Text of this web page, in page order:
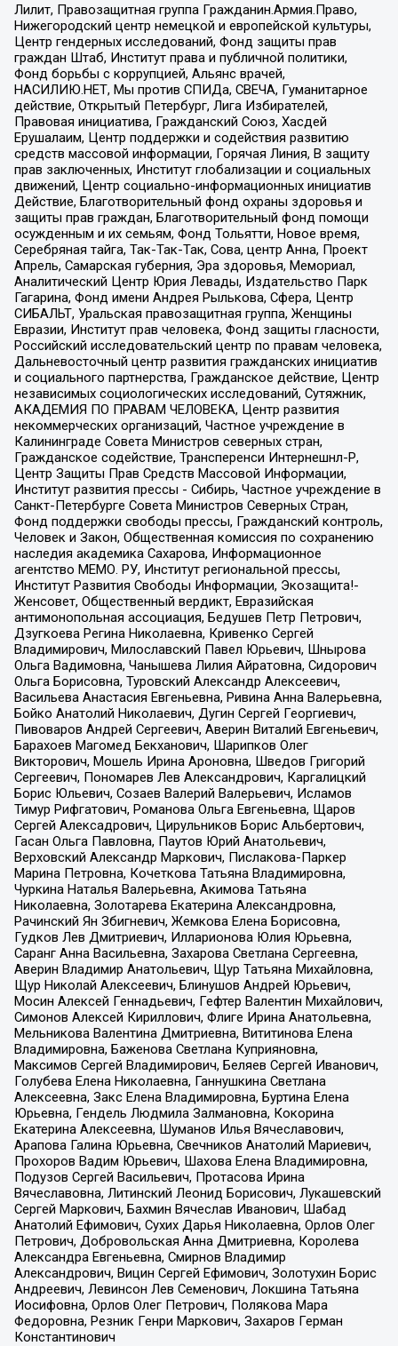
Лилит, Правозащитная группа Гражданин.Армия.Право,
Нижегородский центр немецкой и европейской культуры,
Центр гендерных исследований, Фонд защиты прав
граждан Штаб, Институт права и публичной политики,
Фонд борьбы с коррупцией, Альянс врачей,
НАСИЛИЮ.НЕТ, Мы против СПИДа, СВЕЧА, Гуманитарное
действие, Открытый Петербург, Лига Избирателей,
Правовая инициатива, Гражданский Союз, Хасдей
Ерушалаим, Центр поддержки и содействия развитию
средств массовой информации, Горячая Линия, В защиту
прав заключенных, Институт глобализации и социальных
движений, Центр социально-информационных инициатив
Действие, Благотворительный фонд охраны здоровья и
защиты прав граждан, Благотворительный фонд помощи
осужденным и их семьям, Фонд Тольятти, Новое время,
Серебряная тайга, Так-Так-Так, Сова, центр Анна, Проект
Апрель, Самарская губерния, Эра здоровья, Мемориал,
Аналитический Центр Юрия Левады, Издательство Парк
Гагарина, Фонд имени Андрея Рылькова, Сфера, Центр
СИБАЛЬТ, Уральская правозащитная группа, Женщины
Евразии, Институт прав человека, Фонд защиты гласности,
Российский исследовательский центр по правам человека,
Дальневосточный центр развития гражданских инициатив
и социального партнерства, Гражданское действие, Центр
независимых социологических исследований, Сутяжник,
АКАДЕМИЯ ПО ПРАВАМ ЧЕЛОВЕКА, Центр развития
некоммерческих организаций, Частное учреждение в
Калининграде Совета Министров северных стран,
Гражданское содействие, Трансперенси Интернешнл-Р,
Центр Защиты Прав Средств Массовой Информации,
Институт развития прессы - Сибирь, Частное учреждение в
Санкт-Петербурге Совета Министров Северных Стран,
Фонд поддержки свободы прессы, Гражданский контроль,
Человек и Закон, Общественная комиссия по сохранению
наследия академика Сахарова, Информационное
агентство МЕМО. РУ, Институт региональной прессы,
Институт Развития Свободы Информации, Экозащита!-
Женсовет, Общественный вердикт, Евразийская
антимонопольная ассоциация, Бедушев Петр Петрович,
Дзугкоева Регина Николаевна, Кривенко Сергей
Владимирович, Милославский Павел Юрьевич, Шнырова
Ольга Вадимовна, Чанышева Лилия Айратовна, Сидорович
Ольга Борисовна, Туровский Александр Алексеевич,
Васильева Анастасия Евгеньевна, Ривина Анна Валерьевна,
Бойко Анатолий Николаевич, Дугин Сергей Георгиевич,
Пивоваров Андрей Сергеевич, Аверин Виталий Евгеньевич,
Барахоев Магомед Бекханович, Шарипков Олег
Викторович, Мошель Ирина Ароновна, Шведов Григорий
Сергеевич, Пономарев Лев Александрович, Каргалицкий
Борис Юльевич, Созаев Валерий Валерьевич, Исламов
Тимур Рифгатович, Романова Ольга Евгеньевна, Щаров
Сергей Алексадрович, Цирульников Борис Альбертович,
Гасан Ольга Павловна, Паутов Юрий Анатольевич,
Верховский Александр Маркович, Пислакова-Паркер
Марина Петровна, Кочеткова Татьяна Владимировна,
Чуркина Наталья Валерьевна, Акимова Татьяна
Николаевна, Золотарева Екатерина Александровна,
Рачинский Ян Збигневич, Жемкова Елена Борисовна,
Гудков Лев Дмитриевич, Илларионова Юлия Юрьевна,
Саранг Анна Васильевна, Захарова Светлана Сергеевна,
Аверин Владимир Анатольевич, Щур Татьяна Михайловна,
Щур Николай Алексеевич, Блинушов Андрей Юрьевич,
Мосин Алексей Геннадьевич, Гефтер Валентин Михайлович,
Симонов Алексей Кириллович, Флиге Ирина Анатольевна,
Мельникова Валентина Дмитриевна, Вититинова Елена
Владимировна, Баженова Светлана Куприяновна,
Максимов Сергей Владимирович, Беляев Сергей Иванович,
Голубева Елена Николаевна, Ганнушкина Светлана
Алексеевна, Закс Елена Владимировна, Буртина Елена
Юрьевна, Гендель Людмила Залмановна, Кокорина
Екатерина Алексеевна, Шуманов Илья Вячеславович,
Арапова Галина Юрьевна, Свечников Анатолий Мариевич,
Прохоров Вадим Юрьевич, Шахова Елена Владимировна,
Подузов Сергей Васильевич, Протасова Ирина
Вячеславовна, Литинский Леонид Борисович, Лукашевский
Сергей Маркович, Бахмин Вячеслав Иванович, Шабад
Анатолий Ефимович, Сухих Дарья Николаевна, Орлов Олег
Петрович, Добровольская Анна Дмитриевна, Королева
Александра Евгеньевна, Смирнов Владимир
Александрович, Вицин Сергей Ефимович, Золотухин Борис
Андреевич, Левинсон Лев Семенович, Локшина Татьяна
Иосифовна, Орлов Олег Петрович, Полякова Мара
Федоровна, Резник Генри Маркович, Захаров Герман
Константинович